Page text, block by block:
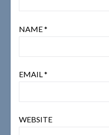
NAME*
EMAIL*
WEBSITE